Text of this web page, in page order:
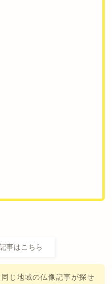
事はこちら
じ地域の仏像記事が探せ